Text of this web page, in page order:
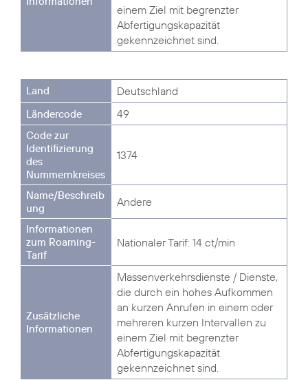
einem Ziel mit begrenzter
Abfertigungskapazität
gekennzeichnet sind.
Deutschland
49
1374
Andere
Nationaler Tarif: 14 ct/min
Massenverkehrsdienste / Dienste,
die durch ein hohes Aufkommen
an kurzen Anrufen in einem oder
mehreren kurzen Intervallen zu
einem Ziel mit begrenzter
Abfertigungskapazität
gekennzeichnet sind.